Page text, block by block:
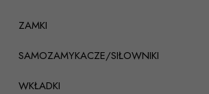
ZAMKI
SAMOZAMYKACZE/SIŁOWNIKI
WKŁADKI